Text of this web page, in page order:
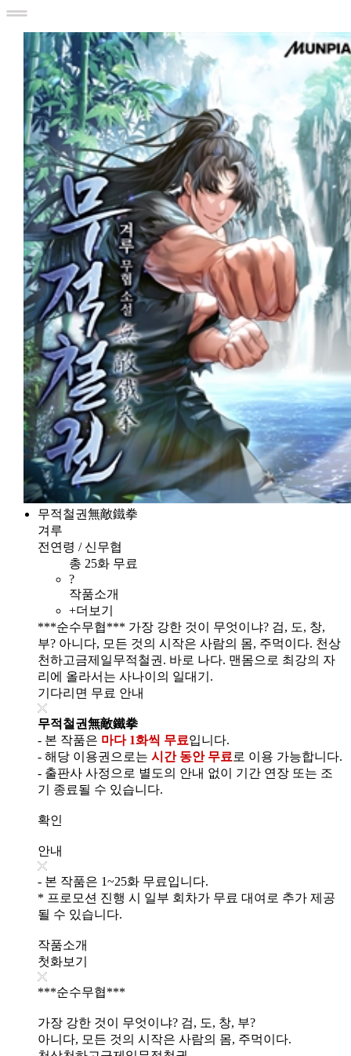
무적철권無敵鐵拳
겨루
전연령 / 신무협
총 25화 무료
?
작품소개
+더보기
***순수무협*** 가장 강한 것이 무엇이냐? 검, 도, 창,
부? 아니다, 모든 것의 시작은 사람의 몸, 주먹이다. 천상
천하고금제일무적철권. 바로 나다. 맨몸으로 최강의 자
리에 올라서는 사나이의 일대기.
기다리면 무료 안내
무적철권無敵鐵拳
- 본 작품은 마다 1화씩 무료입니다.
- 해당 이용권으로는 시간 동안 무료 로 이용 가능합니다.
- 출판사 사정으로 별도의 안내 없이 기간 연장 또는 조
기 종료될 수 있습니다.
확인
안내
- 본 작품은 1~25화 무료입니다.
* 프로모션 진행 시 일부 회차가 무료 대여로 추가 제공
될 수 있습니다.
작품소개
첫화보기
***순수무협***
가장 강한 것이 무엇이냐? 검, 도, 창, 부?
아니다, 모든 것의 시작은 사람의 몸, 주먹이다.